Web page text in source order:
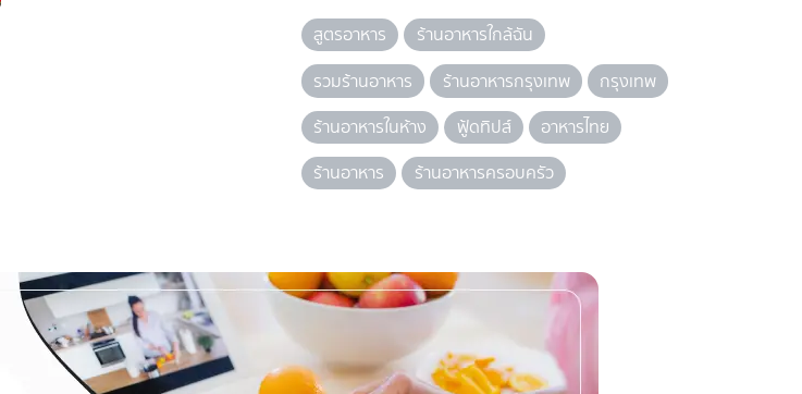
สูตรอาหาร
ร้านอาหารใกล้ฉัน
รวมร้านอาหาร
ร้านอาหารกรุงเทพ
กรุงเทพ
ร้านอาหารในห้าง
ฟู้ดทิปส์
อาหารไทย
ร้านอาหาร
ร้านอาหารครอบครัว